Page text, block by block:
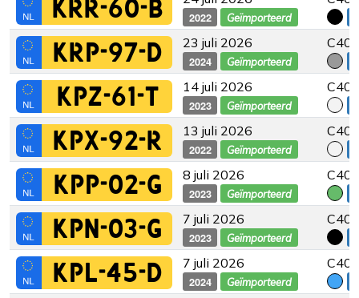
KRR-60-B 2022 Geïmporteerd
KRP-97-D 23 juli 2026
2024 Geïmporteerd
C40
KPZ-61-T 14 juli 2026
2023 Geïmporteerd
C40
KPX-92-R 13 juli 2026
2022 Geïmporteerd
C40
KPP-02-G 8 juli 2026
2023 Geïmporteerd
C40
KPN-03-G 7 juli 2026
2023 Geïmporteerd
C40
KPL-45-D 7 juli 2026
2024 Geïmporteerd
C40